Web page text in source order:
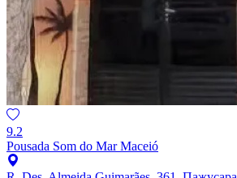
9.2
Pousada Som do Mar Maceió